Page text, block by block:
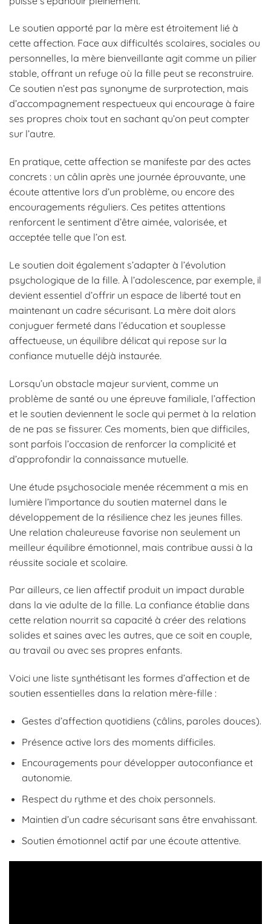
Le soutien apporté par la mère est étroitement lié à
cette affection. Face aux difficultés scolaires, sociales ou
personnelles, la mère bienveillante agit comme un pilier
stable, offrant un refuge où la fille peut se reconstruire.
Ce soutien n’est pas synonyme de surprotection, mais
d’accompagnement respectueux qui encourage à faire
ses propres choix tout en sachant qu’on peut compter
sur l’autre.
En pratique, cette affection se manifeste par des actes
concrets : un câlin après une journée éprouvante, une
écoute attentive lors d’un problème, ou encore des
encouragements réguliers. Ces petites attentions
renforcent le sentiment d’être aimée, valorisée, et
acceptée telle que l’on est.
Le soutien doit également s’adapter à l’évolution
psychologique de la fille. À l’adolescence, par exemple, il
devient essentiel d’offrir un espace de liberté tout en
maintenant un cadre sécurisant. La mère doit alors
conjuguer fermeté dans l’éducation et souplesse
affectueuse, un équilibre délicat qui repose sur la
confiance mutuelle déjà instaurée.
Lorsqu’un obstacle majeur survient, comme un
problème de santé ou une épreuve familiale, l’affection
et le soutien deviennent le socle qui permet à la relation
de ne pas se fissurer. Ces moments, bien que difficiles,
sont parfois l’occasion de renforcer la complicité et
d’approfondir la connaissance mutuelle.
Une étude psychosociale menée récemment a mis en
lumière l’importance du soutien maternel dans le
développement de la résilience chez les jeunes filles.
Une relation chaleureuse favorise non seulement un
meilleur équilibre émotionnel, mais contribue aussi à la
réussite sociale et scolaire.
Par ailleurs, ce lien affectif produit un impact durable
dans la vie adulte de la fille. La confiance établie dans
cette relation nourrit sa capacité à créer des relations
solides et saines avec les autres, que ce soit en couple,
au travail ou avec ses propres enfants.
Voici une liste synthétisant les formes d’affection et de
soutien essentielles dans la relation mère-fille :
Gestes d’affection quotidiens (câlins, paroles douces).
Présence active lors des moments difficiles.
Encouragements pour développer autoconfiance et
autonomie.
Respect du rythme et des choix personnels.
Maintien d’un cadre sécurisant sans être envahissant.
Soutien émotionnel actif par une écoute attentive.